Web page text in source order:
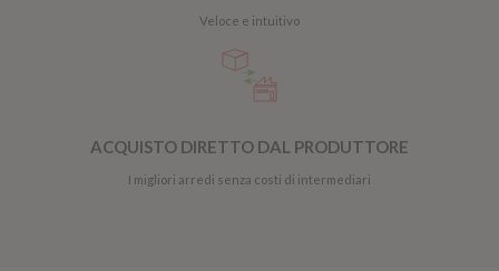
Veloce e intuitivo
ACQUISTO DIRETTO DAL PRODUTTORE
I migliori arredi senza costi di intermediari